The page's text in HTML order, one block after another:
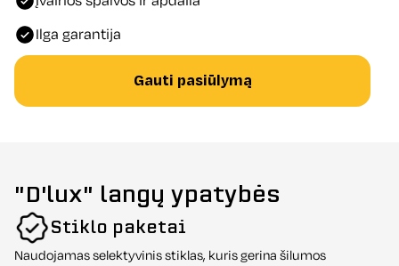
Ilga garantija
Gauti pasiūlymą
"D'lux" langų ypatybės
Stiklo paketai
Naudojamas selektyvinis stiklas, kuris gerina šilumos